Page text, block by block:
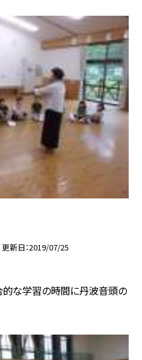
更新日 2019/07/25
的な学習の時間に丹波音頭の